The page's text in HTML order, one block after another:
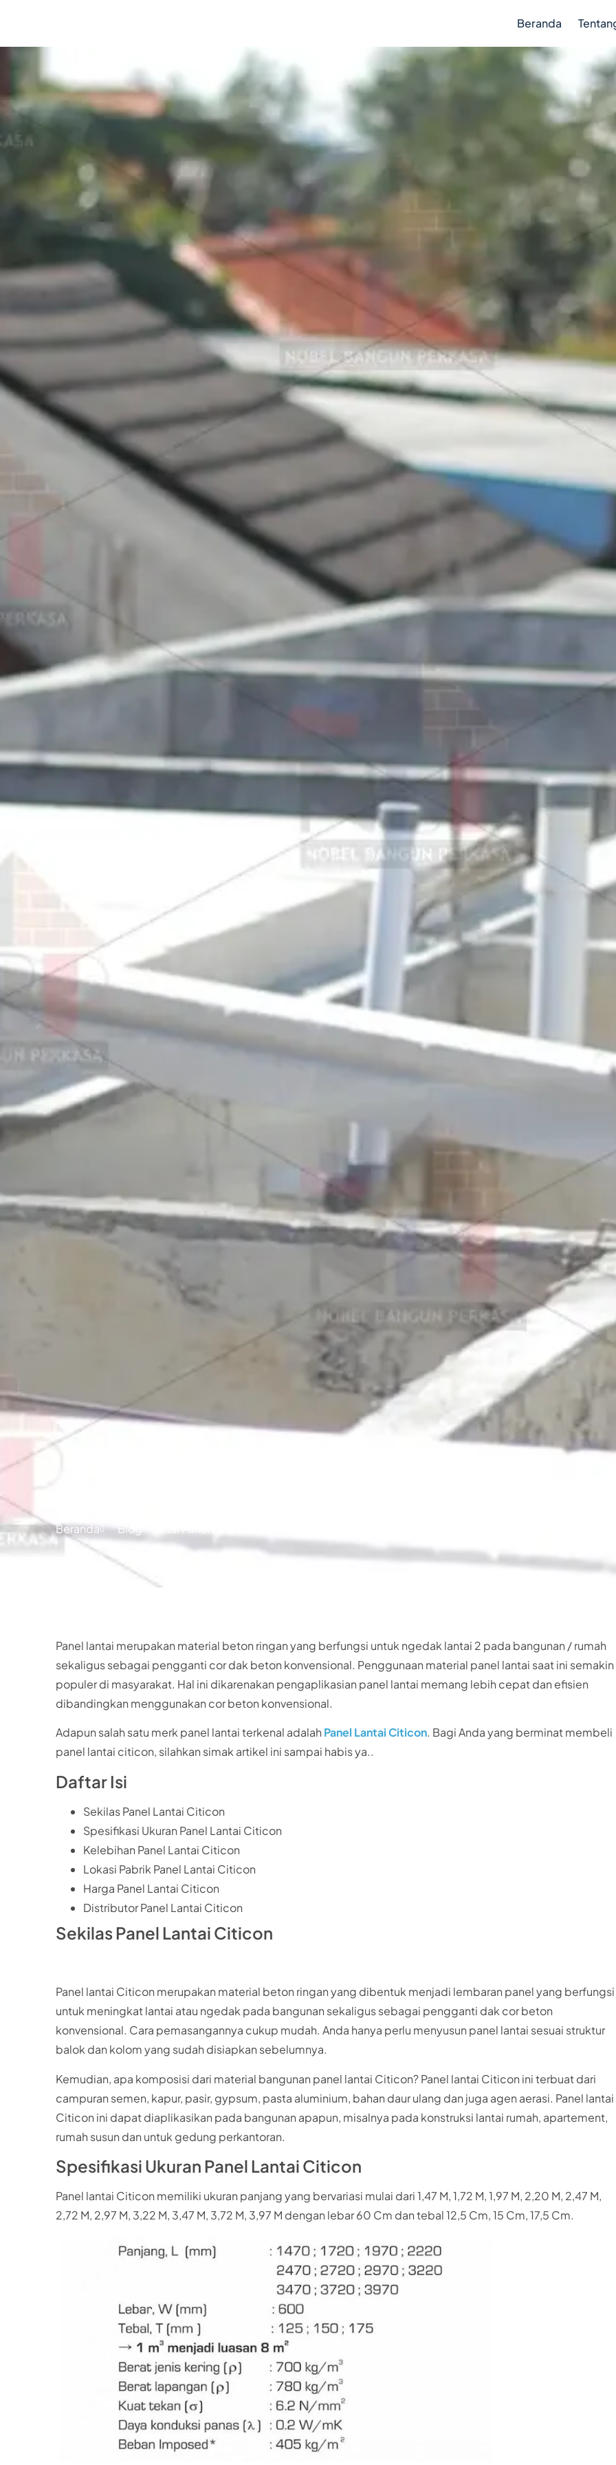
Beranda
Beranda Blog
Panel lantai merupakan material beton ringan yang berfungsi untuk ngedak lantai 2 pada bangunan / rumah
sekaligus sebagai pengganti cor dak beton konvensional. Penggunaan material panel lantai saat ini semakin
populer di masyarakat. Hal ini dikarenakan pengaplikasian panel lantai memang lebih cepat dan efisien
dibandingkan menggunakan cor beton konvensional.
Adapun salah satu merk panel lantai terkenal adalah Panel Lantai Citicon. Bagi Anda yang berminat membeli
panel lantai citicon, silahkan simak artikel ini sampai habis ya..
Daftar Isi
Sekilas Panel Lantai Citicon
Spesifikasi Ukuran Panel Lantai Citicon
Kelebihan Panel Lantai Citicon
Lokasi Pabrik Panel Lantai Citicon
Harga Panel Lantai Citicon
Distributor Panel Lantai Citicon
Sekilas Panel Lantai Citicon
Panel lantai Citicon merupakan material beton ringan yang dibentuk menjadi lembaran panel yang berfungsi
untuk meningkat lantai atau ngedak pada bangunan sekaligus sebagai pengganti dak cor beton
konvensional. Cara pemasangannya cukup mudah. Anda hanya perlu menyusun panel lantai sesuai struktur
balok dan kolom yang sudah disiapkan sebelumnya.
Kemudian, apa komposisi dari material bangunan panel lantai Citicon? Panel lantai Citicon ini terbuat dari
campuran semen, kapur, pasir, gypsum, pasta aluminium, bahan daur ulang dan juga agen aerasi. Panel lantai
Citicon ini dapat diaplikasikan pada bangunan apapun, misalnya pada konstruksi lantai rumah, apartement,
rumah susun dan untuk gedung perkantoran.
Spesifikasi Ukuran Panel Lantai Citicon
Panel lantai Citicon memiliki ukuran panjang yang bervariasi mulai dari 1,47 M, 1,72 M, 1,97 M, 2,20 M, 2,47 M,
2,72 M, 2,97 M, 3,22 M, 3,47 M, 3,72 M, 3,97 M dengan lebar 60 Cm dan tebal 12,5 Cm, 15 Cm, 17,5 Cm.